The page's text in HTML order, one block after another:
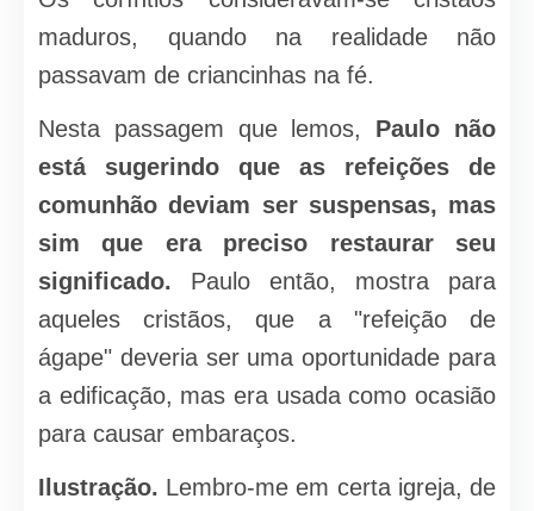
maduros, quando na realidade não
passavam de criancinhas na fé.
Nesta passagem que lemos, Paulo não
está sugerindo que as refeições de
comunhão deviam ser suspensas, mas
sim que era preciso restaurar seu
significado. Paulo então, mostra para
aqueles cristãos, que a "refeição de
ágape" deveria ser uma oportunidade para
a edificação, mas era usada como ocasião
para causar embaraços.
Ilustração. Lembro-me em certa igreja, de